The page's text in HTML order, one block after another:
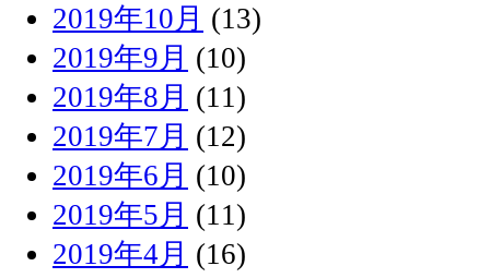
2019年10月 (13)
2019年9月 (10)
2019年8月 (11)
2019年7月 (12)
2019年6月 (10)
2019年5月 (11)
2019年4月 (16)